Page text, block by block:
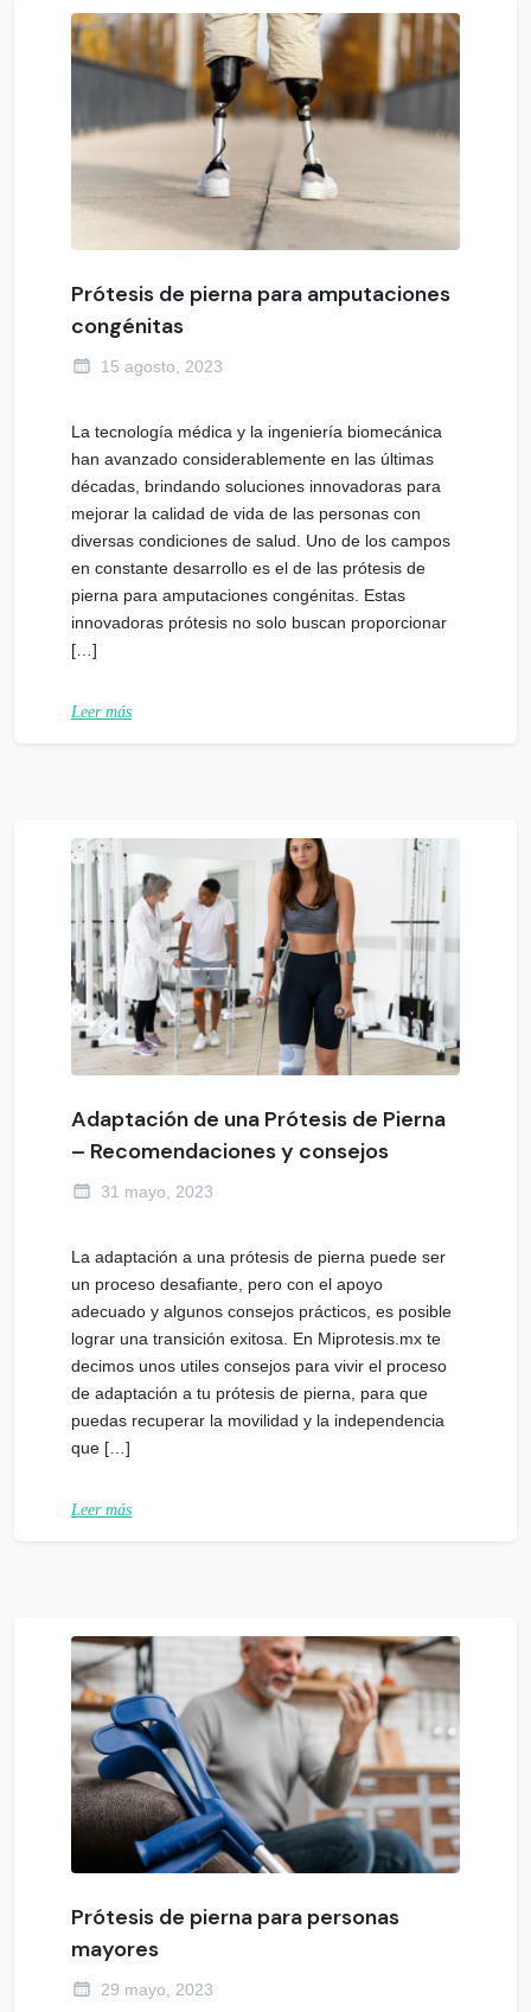
Prótesis de pierna para amputaciones
congénitas
15 agosto, 2023
La tecnología médica y la ingeniería biomecánica
han avanzado considerablemente en las últimas
décadas, brindando soluciones innovadoras para
mejorar la calidad de vida de las personas con
diversas condiciones de salud. Uno de los campos
en constante desarrollo es el de las prótesis de
pierna para amputaciones congénitas. Estas
innovadoras prótesis no solo buscan proporcionar
[…]
Leer más
Adaptación de una Prótesis de Pierna
– Recomendaciones y consejos
31 mayo, 2023
La adaptación a una prótesis de pierna puede ser
un proceso desafiante, pero con el apoyo
adecuado y algunos consejos prácticos, es posible
lograr una transición exitosa. En Miprotesis.mx te
decimos unos utiles consejos para vivir el proceso
de adaptación a tu prótesis de pierna, para que
puedas recuperar la movilidad y la independencia
que […]
Leer más
Prótesis de pierna para personas
mayores
29 mayo, 2023